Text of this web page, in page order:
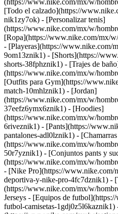
(https://www.nike.com/mx/w/
[Todo el calzado](https://
nik1zy7ok) - [Personalizar tenis]
(https://www.nike.com/mx/w/
[Ropa](https://www.nike.com/mx/
- [Playeras](https://www.nike.com/
9om13znik1) - [Shorts](https://
shorts-38fphznik1) - [Trajes de
(https://www.nike.com/mx/w/
[Outfits para Gym](https://
match-10mhlznik1) - [Jordan]
(https://www.nike.com/mx/w/
37eefz6ymx6znik1) - [Hoodies]
(https://www.nike.com/mx/w/
6riveznik1) - [Pants](https://
pantalones-adl0lznik1) -
(https://www.nike.com/mx/w/
50r7yznik1) - [Conjuntos pants y
(https://www.nike.com/mx/w/
- [Nike Pro](https://www.nike.com/
deportiva-y-nike-pro-4fc7dznik1) -
(https://www.nike.com/mx/w/
Jerseys - [Equipos de
futbol-camisetas-1gdj0z5l6kaznik1)